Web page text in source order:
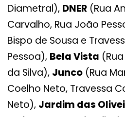
Diametral), DNER (Rua
Carvalho, Rua João
Bispo de Sousa e
Pessoa), Bela Vista
da Silva), Junco (Rua
Coelho Neto, Travessa
Neto), Jardim das